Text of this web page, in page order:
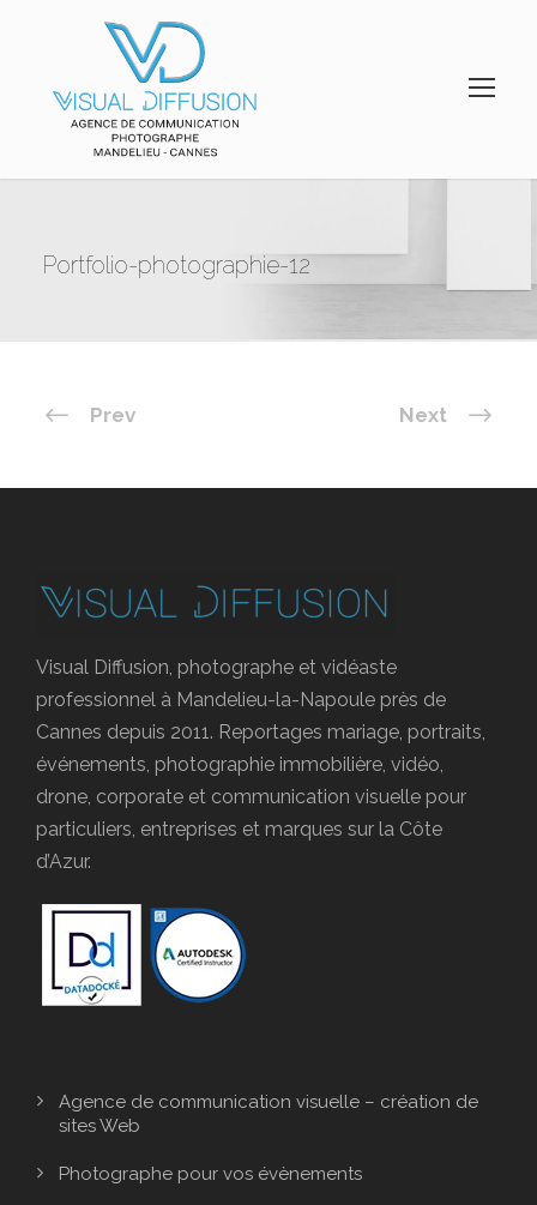
Portfolio-photographie-12
Prev Next
Visual Diffusion, photographe et vidéaste
professionnel à Mandelieu-la-Napoule près de
Cannes depuis 2011. Reportages mariage, portraits,
événements, photographie immobilière, vidéo,
drone, corporate et communication visuelle pour
particuliers, entreprises et marques sur la Côte
d’Azur.
Agence de communication visuelle – création de
sites Web
Photographe pour vos évènements